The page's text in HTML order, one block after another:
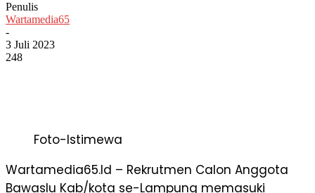
Penulis
Wartamedia65
-
3 Juli 2023
248
Foto-Istimewa
Wartamedia65.Id – Rekrutmen Calon Anggota
Bawaslu Kab/kota se-Lampung memasuki